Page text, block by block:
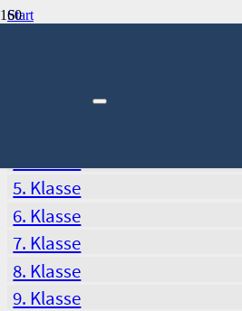
Start
5. Klasse
6. Klasse
7. Klasse
8. Klasse
9. Klasse